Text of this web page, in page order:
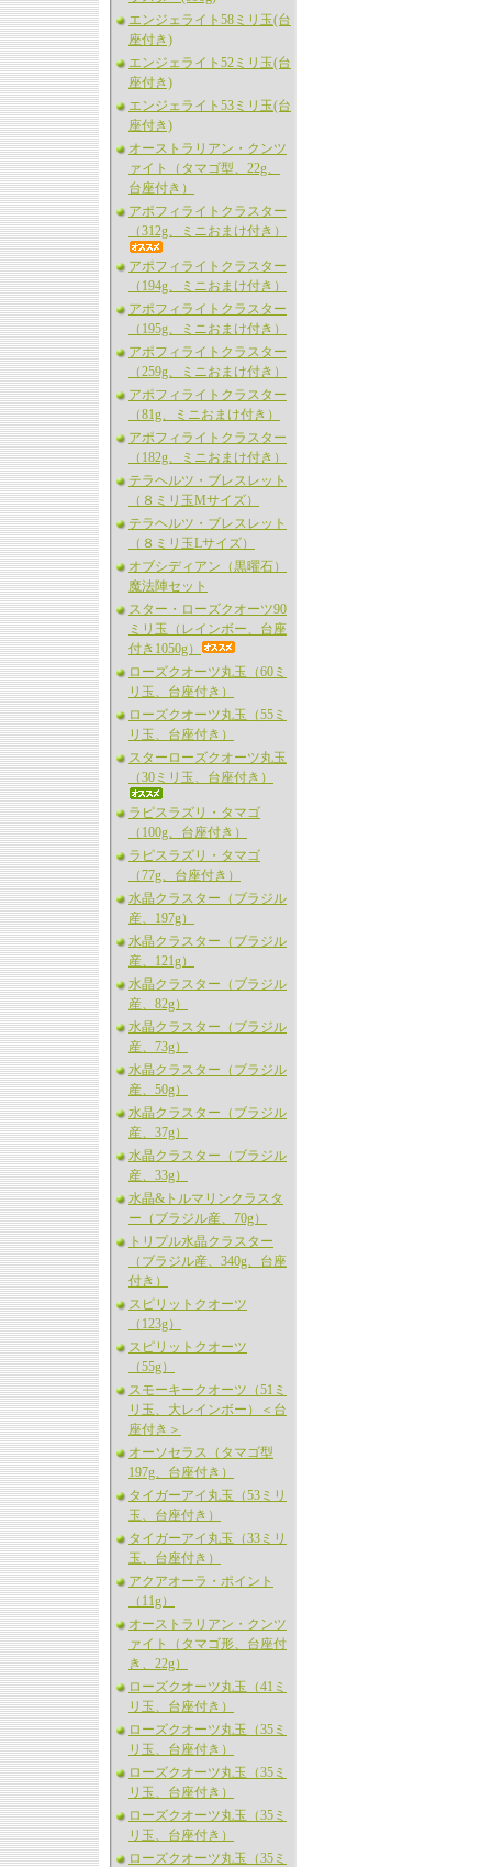
エンジェライト58ミリ玉(台
座付き)
エンジェライト52ミリ玉(台
座付き)
エンジェライト53ミリ玉(台
座付き)
オーストラリアン・クンツ
ァイト（タマゴ型、22g、
台座付き）
アポフィライトクラスター
（312g、ミニおまけ付き）
アポフィライトクラスター
（194g、ミニおまけ付き）
アポフィライトクラスター
（195g、ミニおまけ付き）
アポフィライトクラスター
（259g、ミニおまけ付き）
アポフィライトクラスター
（81g、ミニおまけ付き）
アポフィライトクラスター
（182g、ミニおまけ付き）
テラヘルツ・ブレスレット
（８ミリ玉Mサイズ）
テラヘルツ・ブレスレット
（８ミリ玉Lサイズ）
オブシディアン（黒曜石）
魔法陣セット
スター・ローズクオーツ90
ミリ玉（レインボー、台座
付き1050g）
ローズクオーツ丸玉（60ミ
リ玉、台座付き）
ローズクオーツ丸玉（55ミ
リ玉、台座付き）
スターローズクオーツ丸玉
（30ミリ玉、台座付き）
ラピスラズリ・タマゴ
（100g、台座付き）
ラピスラズリ・タマゴ
（77g、台座付き）
水晶クラスター（ブラジル
産、197g）
水晶クラスター（ブラジル
産、121g）
水晶クラスター（ブラジル
産、82g）
水晶クラスター（ブラジル
産、73g）
水晶クラスター（ブラジル
産、50g）
水晶クラスター（ブラジル
産、37g）
水晶クラスター（ブラジル
産、33g）
水晶&トルマリンクラスタ
ー（ブラジル産、70g）
トリプル水晶クラスター
（ブラジル産、340g、台座
付き）
スピリットクオーツ
（123g）
スピリットクオーツ
（55g）
スモーキークオーツ（51ミ
リ玉、大レインボー）＜台
座付き＞
オーソセラス（タマゴ型
197g、台座付き）
タイガーアイ丸玉（53ミリ
玉、台座付き）
タイガーアイ丸玉（33ミリ
玉、台座付き）
アクアオーラ・ポイント
（11g）
オーストラリアン・クンツ
ァイト（タマゴ形、台座付
き、22g）
ローズクオーツ丸玉（41ミ
リ玉、台座付き）
ローズクオーツ丸玉（35ミ
リ玉、台座付き）
ローズクオーツ丸玉（35ミ
リ玉、台座付き）
ローズクオーツ丸玉（35ミ
リ玉、台座付き）
ローズクオーツ丸玉（35ミ